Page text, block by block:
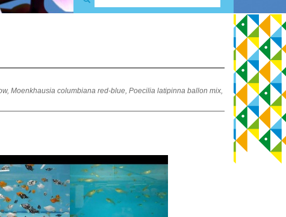
Moenkhausia columbiana red-blue, Poecilia latipinna ballon mix,